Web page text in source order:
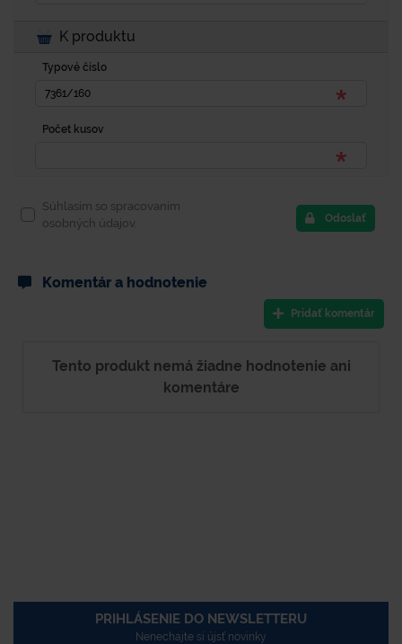
K produktu
Typové číslo
Počet kusov
Súhlasím so spracovaním
osobných údajov.
Odoslať
Komentár a hodnotenie
Pridať komentár
Tento produkt nemá žiadne hodnotenie ani
komentáre
PRIHLÁSENIE DO NEWSLETTERU
Nenechajte si újsť novinky